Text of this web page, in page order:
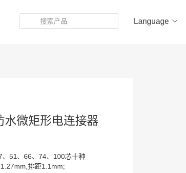
Language
水微矩形电连接器
51、66、74、100芯十种
排距1.1mm;